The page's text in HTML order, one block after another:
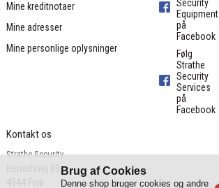
Mine kreditnotaer
Mine adresser
Mine personlige oplysninger
Security
Equipment
på
Facebook
Følg
Strathe
Security
Services
på
Facebook
Kontakt os
Strathe Security
Brug af Cookies
Denne shop bruger cookies og andre